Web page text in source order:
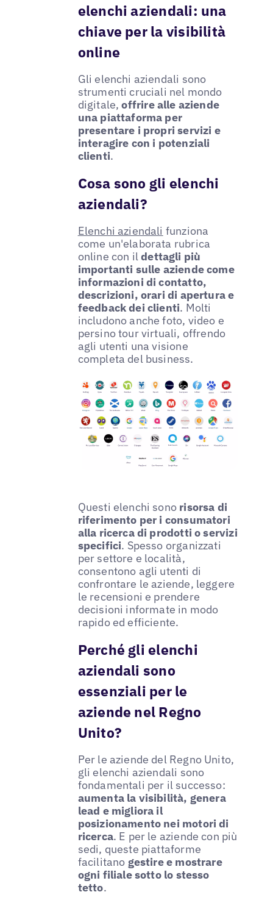
elenchi aziendali: una
chiave per la visibilità
online
Gli elenchi aziendali sono
strumenti cruciali nel mondo
digitale,offrire alle aziende
una piattaforma per
presentare i propri servizi e
interagire con i potenziali
clienti.
Cosa sono gli elenchi
aziendali?
Elenchi aziendali funziona
come un'elaborata rubrica
online con ildettagli più
importanti sulle aziende come
informazioni di contatto,
descrizioni, orari di apertura e
feedback dei clienti. Molti
includono anche foto, video e
persino tour virtuali, offrendo
agli utenti una visione
completa del business.
Questi elenchi sono risorsa di
riferimento per i consumatori
alla ricerca di prodotti o servizi
specifici. Spesso organizzati
per settore e località,
consentono agli utenti di
confrontare le aziende, leggere
le recensioni e prendere
decisioni informate in modo
rapido ed efficiente.
Perché gli elenchi
aziendali sono
essenziali per le
aziende nel Regno
Unito?
Per le aziende del Regno Unito,
gli elenchi aziendali sono
fondamentali per il successo:
aumenta la visibilità, genera
lead e migliora il
posizionamento nei motori di
ricerca. E per le aziende con più
sedi, queste piattaforme
facilitano gestire e mostrare
ogni filiale sotto lo stesso
tetto.